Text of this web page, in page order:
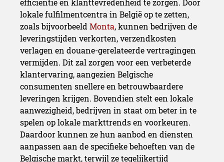
Het landschap van E-
onzekerheid
lokale fulfilmentcentra in België op te zetten,
zoals bijvoorbeeld Monta, kunnen bedrijven de
leveringstijden verkorten, verzendkosten
verlagen en douane-gerelateerde vertragingen
vermijden. Dit zal zorgen voor een verbeterde
klantervaring, aangezien Belgische
consumenten snellere en betrouwbaardere
leveringen krijgen. Bovendien stelt een lokale
aanwezigheid, bedrijven in staat om beter in te
spelen op lokale markttrends en voorkeuren.
Daardoor kunnen ze hun aanbod en diensten
aanpassen aan de specifieke behoeften van de
Belgische markt, terwijl ze tegelijkertijd